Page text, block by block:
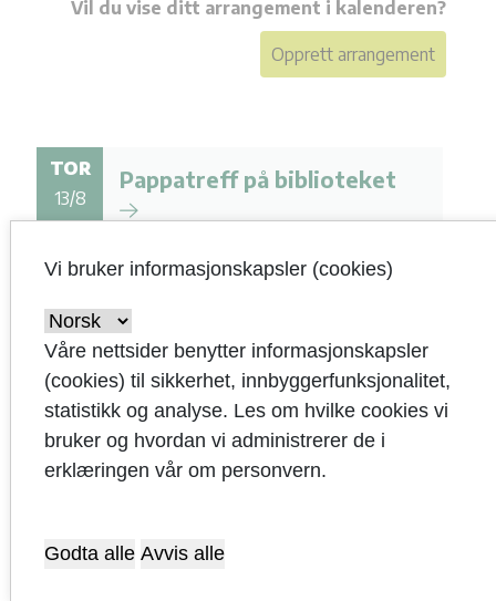
Vi bruker informasjonskapsler (cookies)
Våre nettsider benytter informasjonskapsler
(cookies) til sikkerhet, innbyggerfunksjonalitet,
statistikk og analyse. Les om hvilke cookies vi
bruker og hvordan vi administrerer de i
erklæringen vår om personvern.
Godta alle Avvis alle